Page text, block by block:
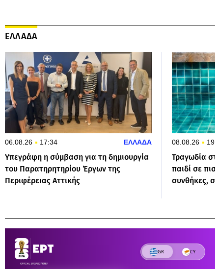
ΕΛΛΑΔΑ
06.08.26 17:34 ΕΛΛΑΔΑ
Υπεγράφη η σύμβαση για τη δημιουργία
του Παρατηρητηρίου Έργων της
Περιφέρειας Αττικής
08.08.26
Τραγωδία
παιδί σε
συνθήκες,